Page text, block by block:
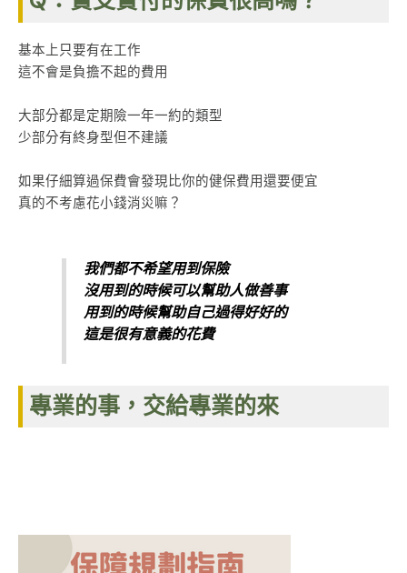
基本上只要有在工作
這不會是負擔不起的費用
大部分都是定期險一年一約的類型
少部分有終身型但不建議
如果仔細算過保費會發現比你的健保費用還要便宜
真的不考慮花小錢消災嘛？
我們都不希望用到保險
沒用到的時候可以幫助人做善事
用到的時候幫助自己過得好好的
這是很有意義的花費
專業的事，交給專業的來